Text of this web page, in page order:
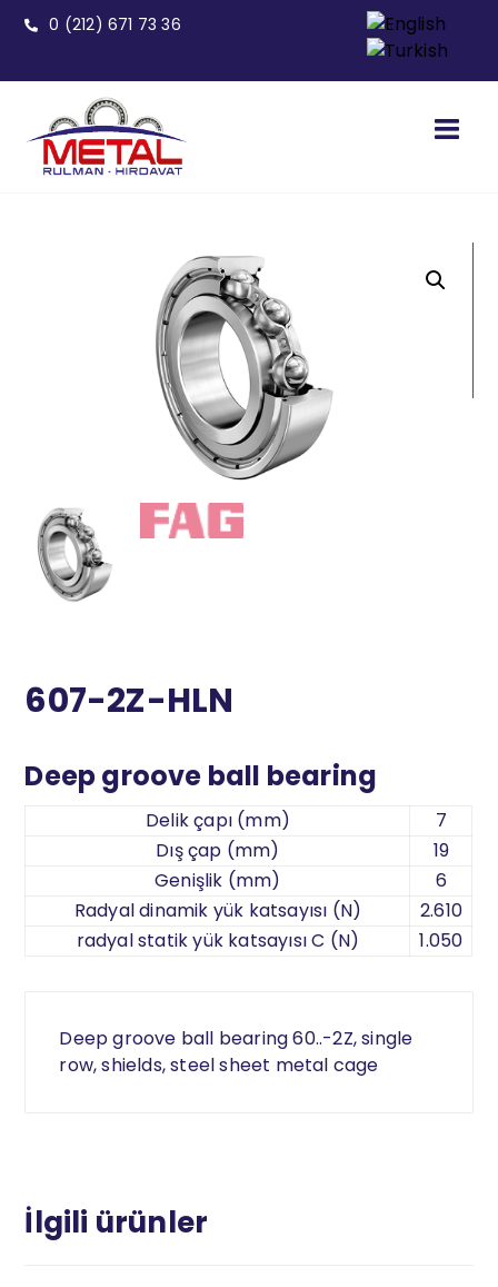
0 (212) 671 73 36
607-2Z-HLN
Deep groove ball bearing
Delik çapı (mm)
7
Dış çap (mm)
19
Genişlik (mm)
6
Radyal dinamik yük katsayısı (N)
2.610
radyal statik yük katsayısı C (N)
1.050
Deep groove ball bearing 60..-2Z, single
row, shields, steel sheet metal cage
İlgili ürünler